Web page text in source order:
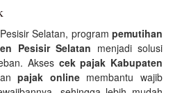
Selatan, program pemutihan
Pesisir Selatan menjadi solusi
Akses cek pajak Kabupaten
pajak onlinemembantu wajib